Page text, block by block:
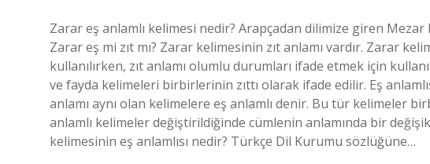
Zarar eş anlamlı kelimesi nedir? Arapçadan dilimize giren
Zarar eş mi zıt mı? Zarar kelimesinin zıt anlamı vardır. Zarar
kullanılırken, zıt anlamı olumlu durumları ifade etmek için
ve fayda kelimeleri birbirlerinin zıttı olarak ifade edilir. Eş
anlamı aynı olan kelimelere eş anlamlı denir. Bu tür kelimeler
anlamlı kelimeler değiştirildiğinde cümlenin anlamında bir
kelimesinin eş anlamlısı nedir? Türkçe Dil Kurumu sözlüğüne…